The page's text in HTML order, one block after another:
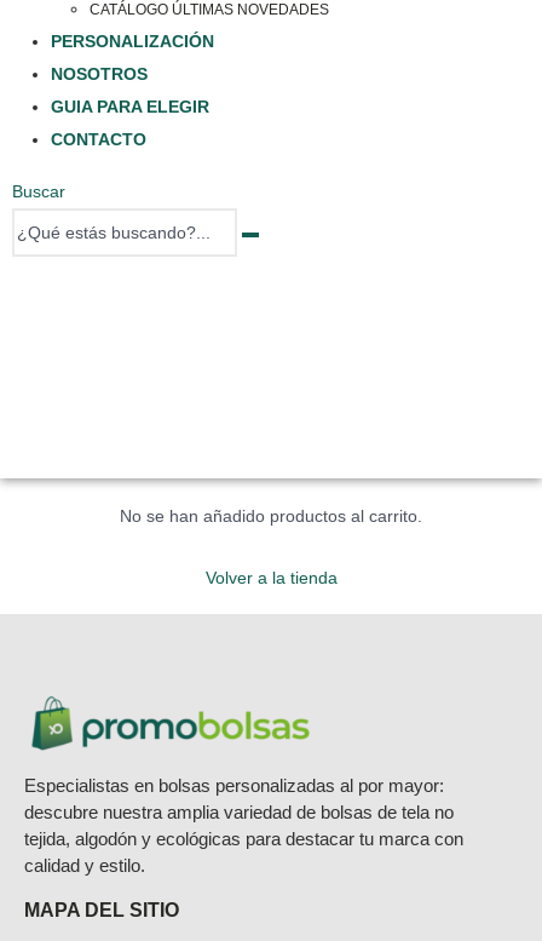
CATÁLOGO ÚLTIMAS NOVEDADES
PERSONALIZACIÓN
NOSOTROS
GUIA PARA ELEGIR
CONTACTO
Buscar
No se han añadido productos al carrito.
Volver a la tienda
Especialistas en bolsas personalizadas al por mayor:
descubre nuestra amplia variedad de bolsas de tela no
tejida, algodón y ecológicas para destacar tu marca con
calidad y estilo.
MAPA DEL SITIO